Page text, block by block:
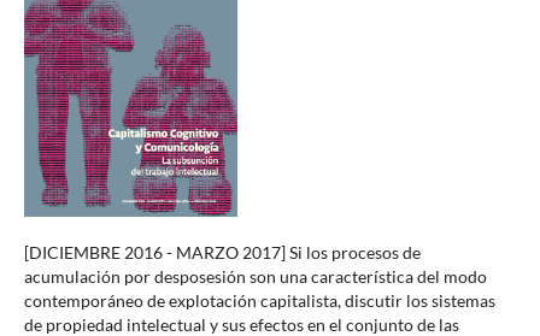
[DICIEMBRE 2016 - MARZO 2017] Si los procesos de
acumulación por desposesión son una característica del modo
contemporáneo de explotación capitalista, discutir los sistemas
de propiedad intelectual y sus efectos en el conjunto de las